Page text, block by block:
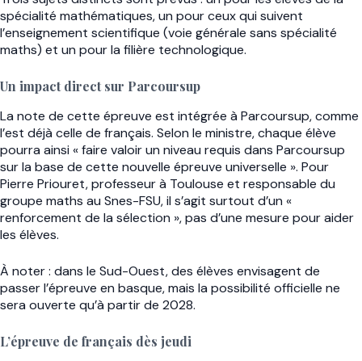
spécialité mathématiques, un pour ceux qui suivent
l’enseignement scientifique (voie générale sans spécialité
maths) et un pour la filière technologique.
Un impact direct sur Parcoursup
La note de cette épreuve est intégrée à Parcoursup, comme
l’est déjà celle de français. Selon le ministre, chaque élève
pourra ainsi « faire valoir un niveau requis dans Parcoursup
sur la base de cette nouvelle épreuve universelle ». Pour
Pierre Priouret, professeur à Toulouse et responsable du
groupe maths au Snes-FSU, il s’agit surtout d’un «
renforcement de la sélection », pas d’une mesure pour aider
les élèves.
À noter : dans le Sud-Ouest, des élèves envisagent de
passer l’épreuve en basque, mais la possibilité officielle ne
sera ouverte qu’à partir de 2028.
L’épreuve de français dès jeudi